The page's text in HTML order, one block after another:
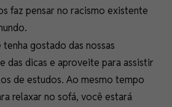
faz pensar no racismo existente
gostado das nossas
das dicas e aproveite para assistir
de estudos. Ao mesmo tempo
relaxar no sofá, você estará